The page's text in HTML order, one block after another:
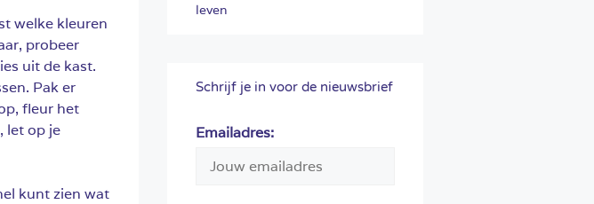
welke kleuren
probeer
uit de kast.
Pak er
fleur het
let op je
kunt zien wat
leven
Schrijf je in voor de nieuwsbrief
Emailadres: